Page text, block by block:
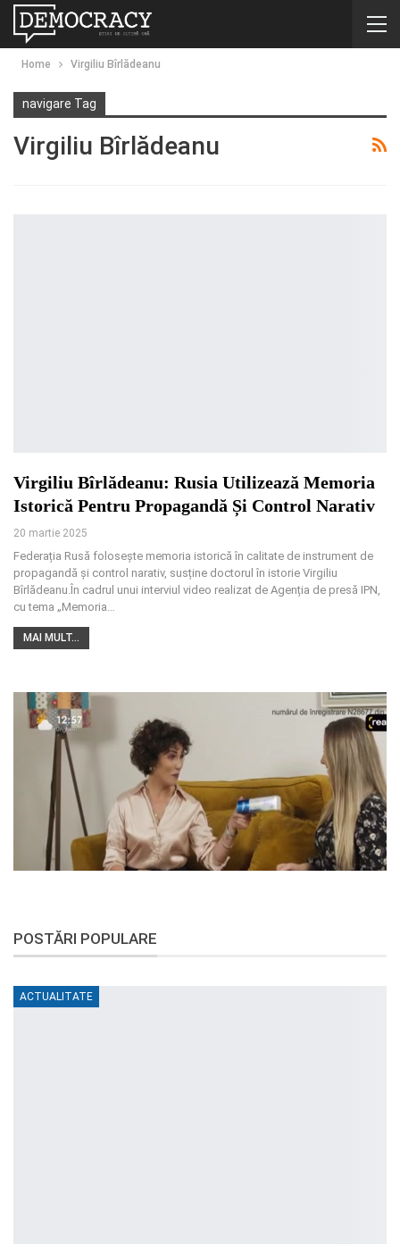
Home Virgiliu Bîrlădeanu
navigare Tag
Virgiliu Bîrlădeanu
Virgiliu Bîrlădeanu: Rusia Utilizează Memoria
Istorică Pentru Propagandă Și Control Narativ
20 martie 2025
Federația Rusă folosește memoria istorică în calitate de instrument de
propagandă și control narativ, susține doctorul în istorie Virgiliu
Bîrlădeanu.În cadrul unui interviul video realizat de Agenția de presă IPN,
cu tema „Memoria…
MAI MULT...
POSTĂRI POPULARE
ACTUALITATE